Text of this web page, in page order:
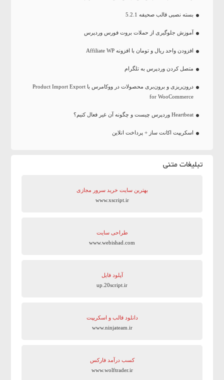
بسته نصبی قالب صحیفه 5.2.1
آموزش جلوگیری از حملات بروت فورس وردپرس
افزودن واحد ریال و تومان با افزونه Affiliate WP
متصل کردن وردپرس به تلگرام
درون‌ریزی و برون‌بری محصولات در ووکامرس با Product Import Export
for WooCommerce
Heartbeat وردپرس چیست و چگونه آن غیر فعال کنیم؟
اسکریپت اکانت ساز + پرداخت انلاین
تبلیغات متنی
بهترین سایت‌ خرید سرور مجازی
www.xscript.ir
طراحی سایت
www.webishad.com
آپلود فایل
up.20script.ir
دانلود قالب و اسکریپت
www.ninjateam.ir
کسب درآمد فارکس
www.wolftrader.ir